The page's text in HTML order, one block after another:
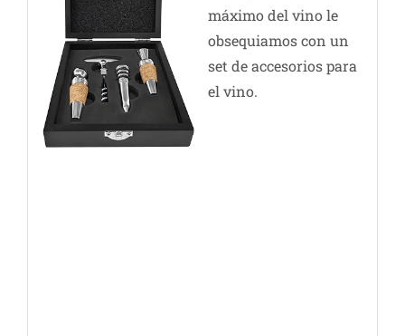
máximo del vino le
obsequiamos con un
set de accesorios para
el vino.